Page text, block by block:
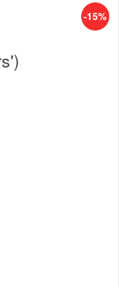
-15%